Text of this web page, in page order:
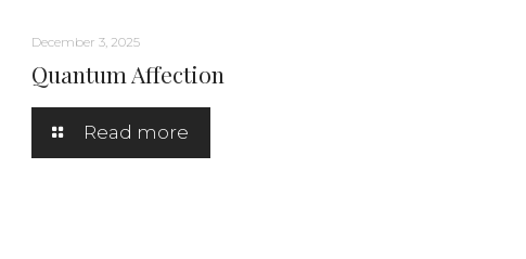
December 3, 2025
Quantum Affection
Read more